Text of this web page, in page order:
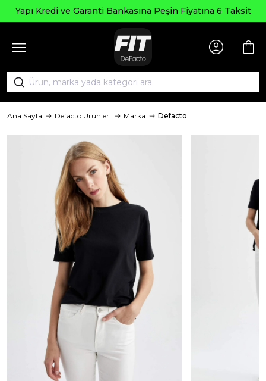
Yapı Kredi ve Garanti Bankasına Peşin Fiyatına 6 Taksit
Ana Sayfa Defacto Ürünleri Marka Defacto